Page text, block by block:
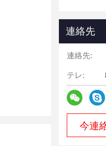
連絡先
連絡先:
テレ:
今連